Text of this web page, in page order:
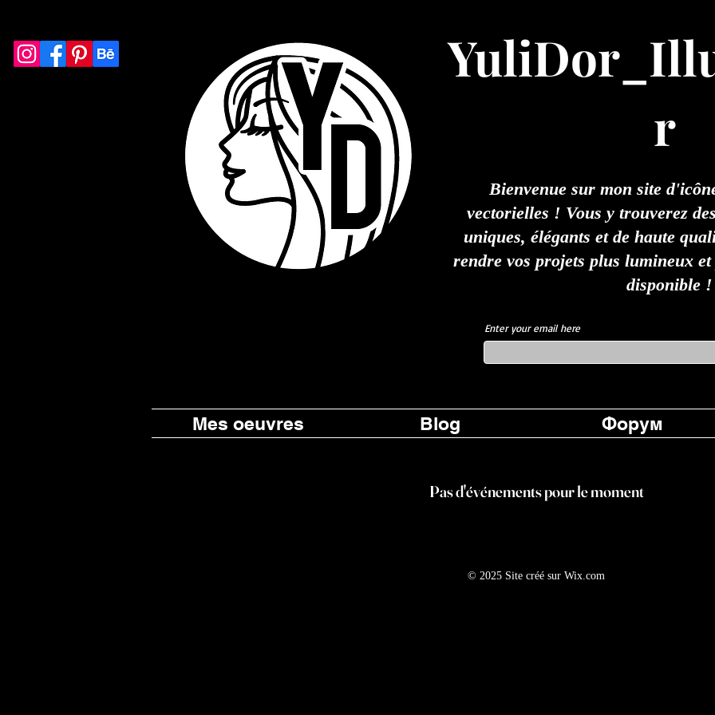
r
Bienvenue sur mon site
vectorielles ! Vous y trouverez
uniques, élégants et de haute
rendre vos projets plus lumineux
disponible !
Enter your email here
Mes oeuvres Blog Форум
Pas d'événements pour le moment
© 2025 Site créé sur Wix.com